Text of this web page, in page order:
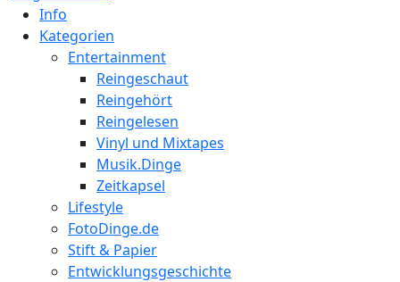
Info
Kategorien
Entertainment
Reingeschaut
Reingehört
Reingelesen
Vinyl und Mixtapes
Musik.Dinge
Zeitkapsel
Lifestyle
FotoDinge.de
Stift & Papier
Entwicklungsgeschichte